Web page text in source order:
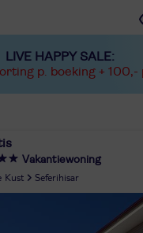
LIVE HAPPY SALE:
p. boeking + 100,-
Vakantiewoning
Kust Seferihisar